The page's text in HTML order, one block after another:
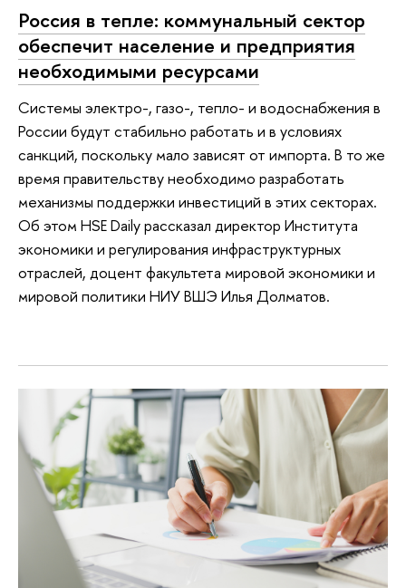
Россия в тепле: коммунальный сектор
обеспечит население и предприятия
необходимыми ресурсами
Системы электро-, газо-, тепло- и водоснабжения в
России будут стабильно работать и в условиях
санкций, поскольку мало зависят от импорта. В то же
время правительству необходимо разработать
механизмы поддержки инвестиций в этих секторах.
Об этом HSE Daily рассказал директор Института
экономики и регулирования инфраструктурных
отраслей, доцент факультета мировой экономики и
мировой политики НИУ ВШЭ Илья Долматов.